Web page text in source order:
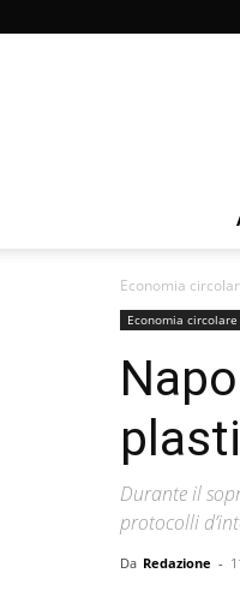
Economia
Economia circolare
Durante il
protocolli
Da Redazione -